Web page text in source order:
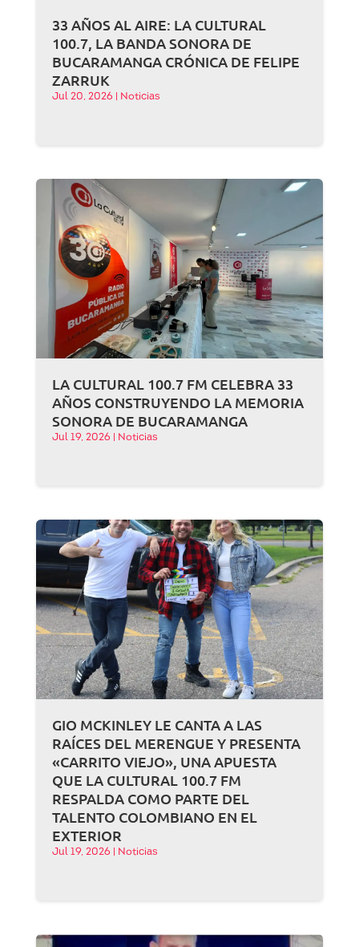
33 AÑOS AL AIRE: LA CULTURAL
100.7, LA BANDA SONORA DE
BUCARAMANGA CRÓNICA DE FELIPE
ZARRUK
Jul 20, 2026 Noticias
LA CULTURAL 100.7 FM CELEBRA 33
AÑOS CONSTRUYENDO LA MEMORIA
SONORA DE BUCARAMANGA
Jul 19, 2026 Noticias
GIO MCKINLEY LE CANTA A LAS
RAÍCES DEL MERENGUE Y PRESENTA
«CARRITO VIEJO», UNA APUESTA
QUE LA CULTURAL 100.7 FM
RESPALDA COMO PARTE DEL
TALENTO COLOMBIANO EN EL
EXTERIOR
Jul 19, 2026 Noticias